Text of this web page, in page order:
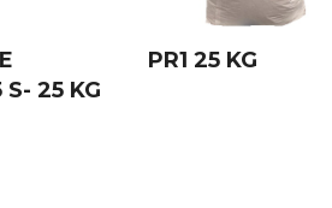
S- 25 KG
PR1 25 KG